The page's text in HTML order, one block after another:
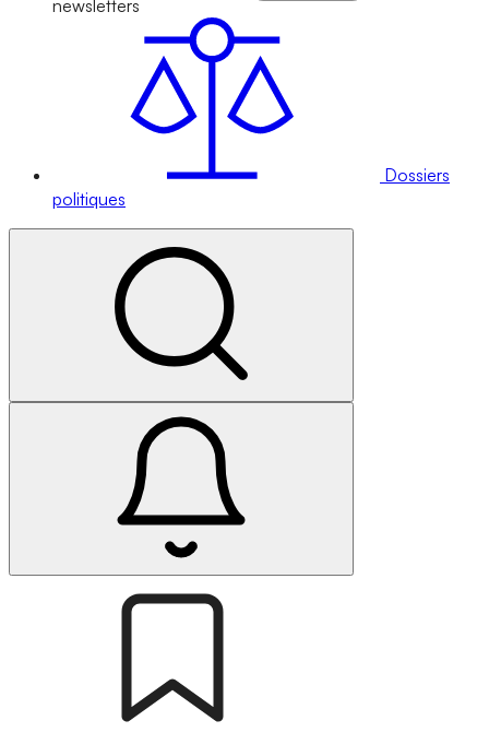
newsletters
Dossiers
politiques